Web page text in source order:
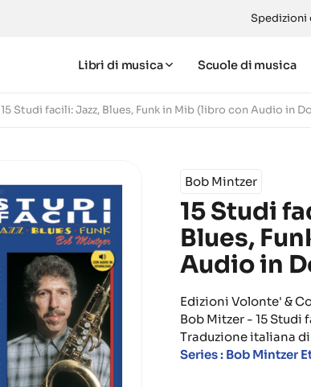
Spedizioni
Libri di musica Scuole di musica
15 Studi facili: Jazz, Blues, Funk in Mib (libro con Audio in
Bob Mintzer
15 Studi
Blues,
Audio in
Edizioni Volonte' &
Bob Mitzer - 15 Studi
Traduzione italiana di
Series : Bob Mintzer